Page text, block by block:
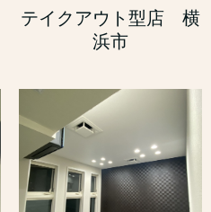
テイクアウト型店 横
浜市